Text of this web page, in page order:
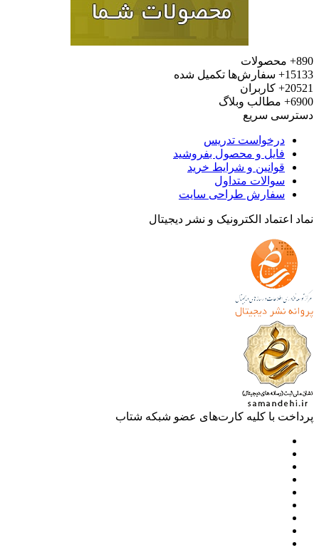
محصولات
سفارش‌ها تکمیل شده
کاربران
مطالب وبلاگ
سریع
درخواست تدریس
فایل و محصول بفروشید
قوانین و شرایط خرید
سوالات متداول
سفارش طراحی سایت
اعتماد الکترونیک و نشر دیجیتال
با کلیه کارت‌های عضو شبکه شتاب